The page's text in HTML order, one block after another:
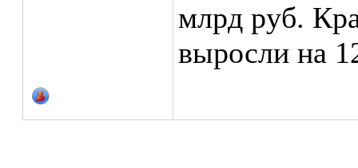
млрд руб.
выросли на